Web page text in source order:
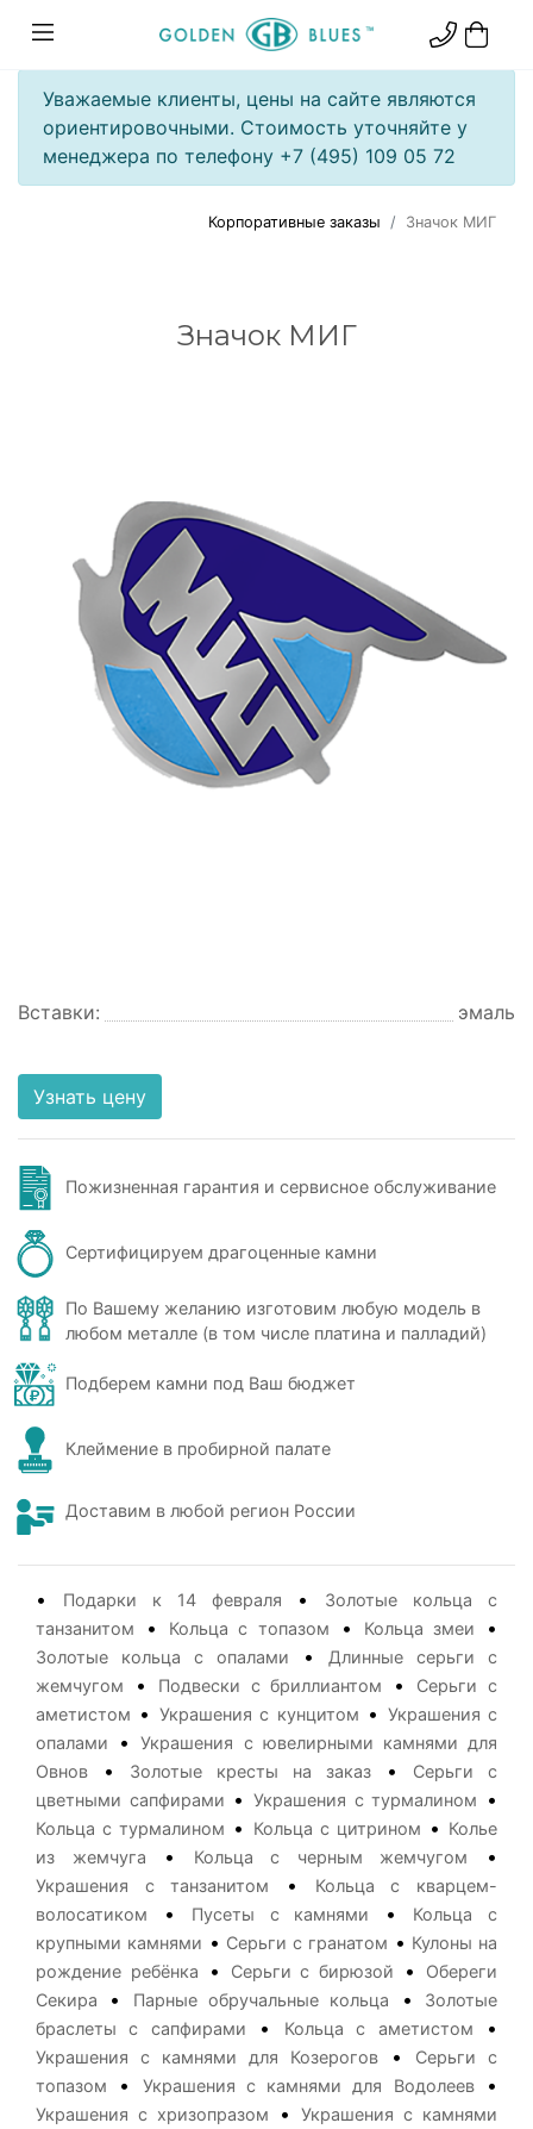
Уважаемые клиенты, цены на сайте являются
ориентировочными. Стоимость уточняйте у
менеджера по телефону +7 (495) 109 05 72
Корпоративные заказы Значок МИГ
Значок МИГ
Вставки: эмаль
Узнать цену
Пожизненная гарантия и сервисное обслуживание
Сертифицируем драгоценные камни
По Вашему желанию изготовим любую модель в
любом металле (в том числе платина и палладий)
Подберем камни под Ваш бюджет
Клеймение в пробирной палате
Доставим в любой регион России
• Подарки к 14 февраля •
Золотые кольца с
танзанитом
• Кольца с топазом • Кольца змеи •
Золотые кольца с опалами •
Длинные серьги с
жемчугом
• Подвески с бриллиантом •
Серьги с
аметистом • Украшения с кунцитом • Украшения с
опалами
•Украшения с ювелирными камнями для
Овнов • Золотые кресты на заказ •
Серьги с
цветными сапфирами •Украшения с турмалином •
Кольца с турмалином • Кольца с цитрином • Колье
из жемчуга
• Кольца с черным жемчугом •
Украшения с танзанитом •
Кольца с кварцем-
волосатиком
• Пусеты с камнями •
Кольца с
крупными камнями • Серьги с гранатом • Кулоны на
рождение ребёнка
• Серьги с бирюзой •
Обереги
Секира
• Парные обручальные кольца •
Золотые
браслеты с сапфирами
• Кольца с аметистом •
Украшения с камнями для Козерогов •
Серьги с
топазом
• Украшения с камнями для Водолеев•
Украшения с хризопразом • Украшения с камнями